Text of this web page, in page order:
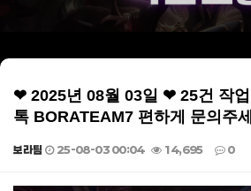
❤ 2025년 08월 03일 ❤ 25건 작
톡 BORATEAM7 편하게 문의주
보라팀 25-08-03 00:04 14,695 0